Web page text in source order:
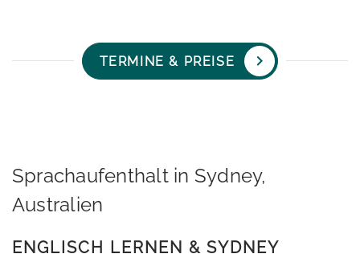
TERMINE & PREISE
Sprachaufenthalt in Sydney,
Australien
ENGLISCH LERNEN & SYDNEY